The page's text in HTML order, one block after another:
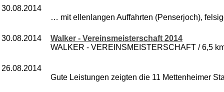
30.08.2014
… mit ellenlangen Auffahrten (Penserjoch),
30.08.2014
Walker - Vereinsmeisterschaft 2014
WALKER - VEREINSMEISTERSCHAFT / 6,5
26.08.2014
Gute Leistungen zeigten die 11 Mettenheimer